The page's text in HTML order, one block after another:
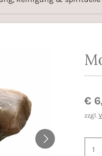
€
zzgl.